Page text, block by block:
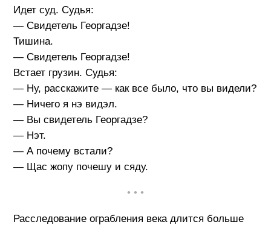
Идет суд. Судья:
— Свидетель Георгадзе!
Тишина.
— Свидетель Георгадзе!
Встает грузин. Судья:
— Ну, расскажите — как все было, что вы видели?
— Ничего я нэ видэл.
— Вы свидетель Георгадзе?
— Нэт.
— А почему встали?
— Щас жопу почешу и сяду.
• • •
Расследование ограбления века длится больше